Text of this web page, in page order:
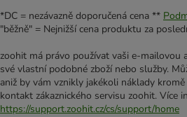
*DC = nezávazně doporučená cena **
"běžně" = Nejnižší cena produktu za
zoohit má právo používat vaši e-mailovou
své vlastní podobné zboží nebo služby.
aniž by vám vznikly jakékoli náklady
kontakt zákaznického servisu zoohit. Více
https://support.zoohit.cz/cs/support/home